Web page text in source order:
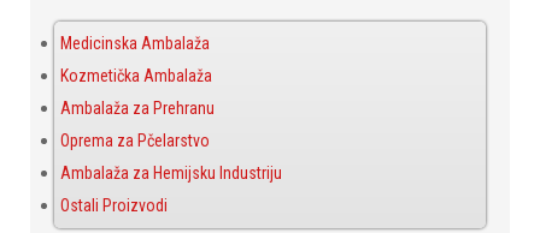
Medicinska Ambalaža
Kozmetička Ambalaža
Ambalaža za Prehranu
Oprema za Pčelarstvo
Ambalaža za Hemijsku Industriju
Ostali Proizvodi